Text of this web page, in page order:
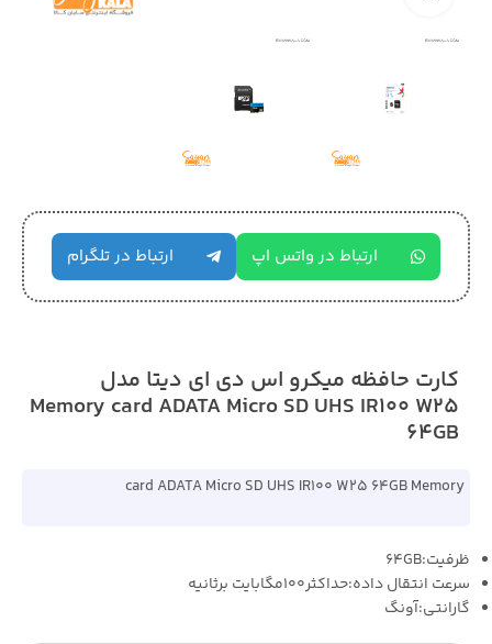
ارتباط در واتس اپ ارتباط در تلگرام
کارت حافظه میکرو اس دی ای دیتا مدل
Memory card ADATA Micro SD UHS IR100 W25
64GB
card ADATA Micro SD UHS IR100 W25 64GB Memory
ظرفیت:64GB
سرعت انتقال داده:حداکثر100مگابایت برثانیه
گارانتی:آونگ